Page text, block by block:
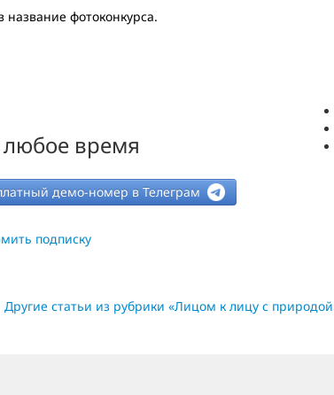
фотоконкурса.
любое время
демо-номер в Телеграм
подписку
Другие статьи из рубрики «Лицом к лицу с